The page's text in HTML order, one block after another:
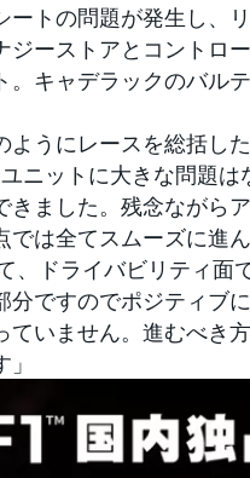
トの問題が発生し、
ーストアとコントロ
キャデラックのバル
うにレースを総括した
ニットに大きな問題
きました。残念ながら
は全てスムーズに進ん
、ドライバビリティ
分ですのでポジティブ
ていません。進むべき